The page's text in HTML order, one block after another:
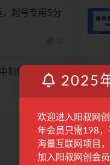
起号专用5分
制作3分钟一
28
2025
欢迎进入阳叔网创
年会员只需198
海量互联网项目
加入阳叔网创会